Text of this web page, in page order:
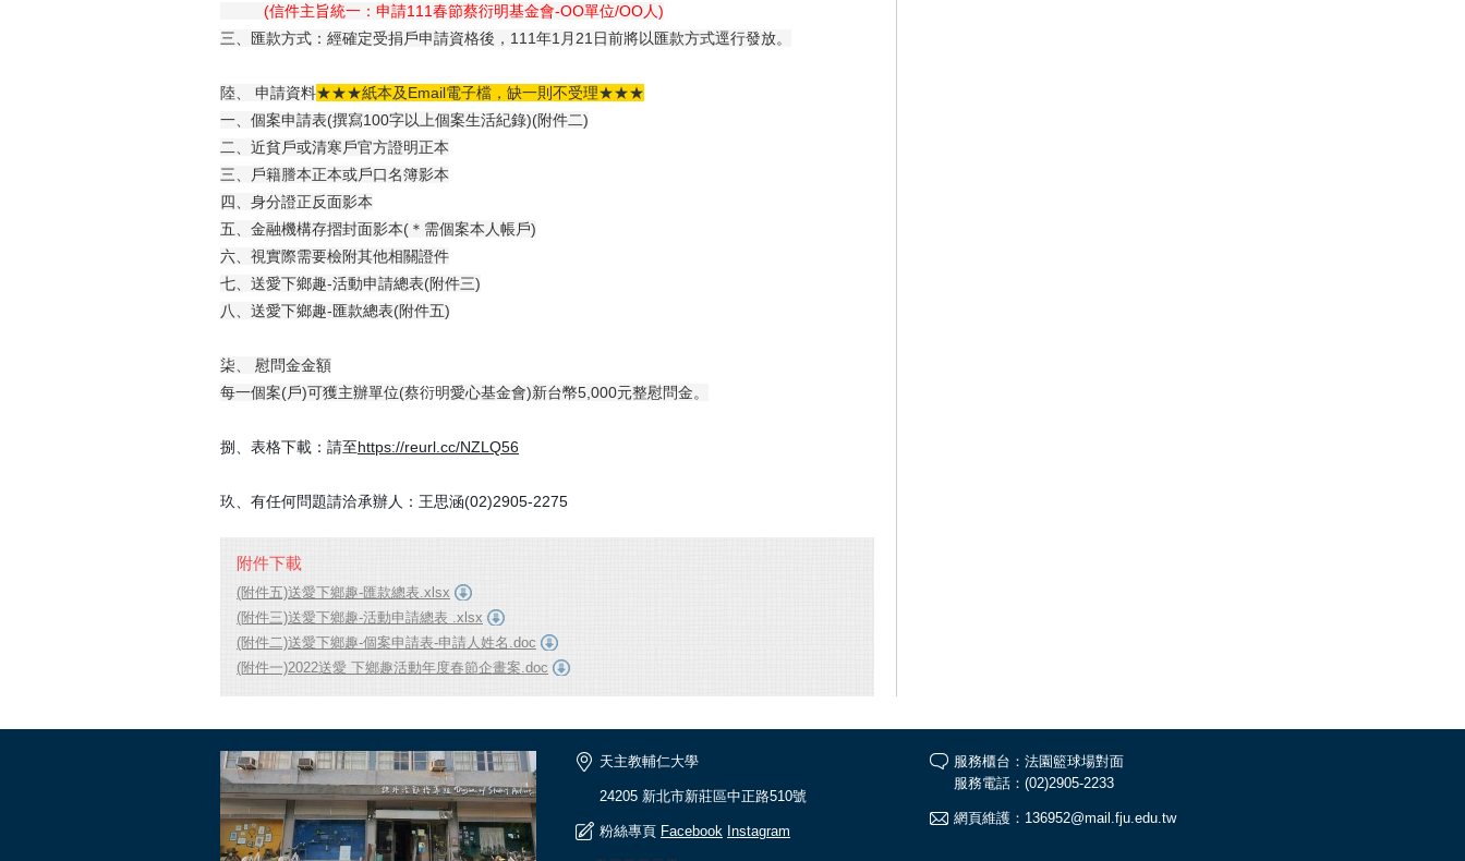
(信件主旨統一：申請111春節蔡衍明基金會-OO單位/OO人)
三、匯款方式：經確定受捐戶申請資格後， 111年1月21日前將以匯款方式逕行發放。
陸、 申請資料★★★紙本及Email電子檔， 缺一則不受理★★★
一、個案申請表(撰寫100字以上個案生活紀錄)(附件二)
二、近貧戶或清寒戶官方證明正本
三、戶籍謄本正本或戶口名簿影本
四、身分證正反面影本
五、金融機構存摺封面影本(＊需個案本人帳戶)
六、視實際需要檢附其他相關證件
七、送愛下鄉趣-活動申請總表(附件三)
八、送愛下鄉趣-匯款總表(附件五)
柒、 慰問金金額
每一個案(戶)可獲主辦單位(蔡衍明愛心基金會)新台幣5, 000元整慰問金。
捌、表格下載：請至https://reurl.cc/NZLQ56
玖、 有任何問題請洽承辦人：王思涵(02)2905-2275
附件下載
(附件五)送愛下鄉趣-匯款總表.xlsx
(附件三)送愛下鄉趣-活動申請總表 .xlsx
(附件二)送愛下鄉趣-個案申請表-申請人姓名.doc
(附件一)2022送愛 下鄉趣活動年度春節企畫案.doc
天主教輔仁大學
24205 新北市新莊區中正路510號
粉絲專頁 Facebook Instagram
服務櫃台：法園籃球場對面
服務電話：(02)2905-2233
網頁維護：136952@mail.fju.edu.tw